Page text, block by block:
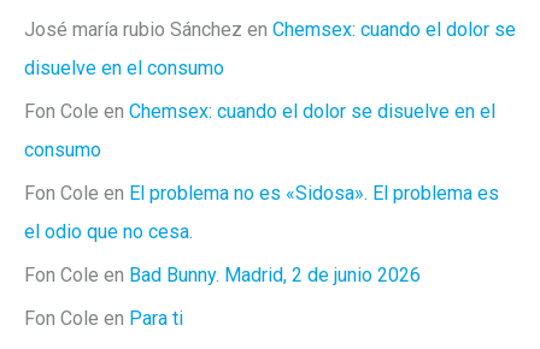
José maría rubio Sánchez en Chemsex: cuando el dolor se
disuelve en el consumo
Fon Cole en Chemsex: cuando el dolor se disuelve en el
consumo
Fon Cole en El problema no es «Sidosa». El problema es
el odio que no cesa.
Fon Cole en Bad Bunny. Madrid, 2 de junio 2026
Fon Cole en Para ti